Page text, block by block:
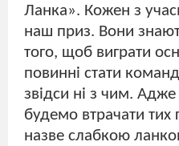
Ланка». Кожен з
наш приз. Вони
того, щоб виграти
повинні стати
звідси ні з чим.
будемо втрачати тих
назве слабкою